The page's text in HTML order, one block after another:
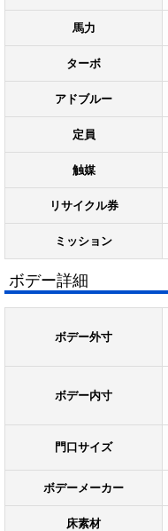
馬力
ターボ
アドブルー
定員
触媒
リサイクル券
ミッション
ボデー詳細
ボデー外寸
ボデー内寸
門口サイズ
ボデーメーカー
床素材